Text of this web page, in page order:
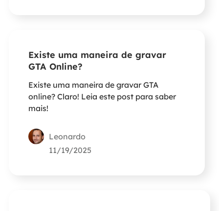
Existe uma maneira de gravar
GTA Online?
Existe uma maneira de gravar GTA
online? Claro! Leia este post para saber
mais!
Leonardo
11/19/2025